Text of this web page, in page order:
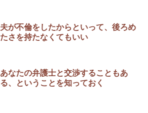
夫が不倫をしたからといって、後ろめ
たさを持たなくてもいい
あなたの弁護士と交渉することもあ
る、ということを知っておく